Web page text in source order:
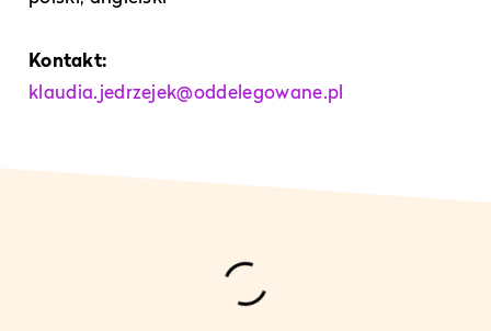
Kontakt:
klaudia.jedrzejek@oddelegowane.pl